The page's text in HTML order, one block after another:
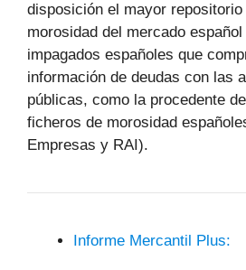
disposición el mayor
morosidad del mercado
impagados españoles que
información de deudas con las
públicas, como la procedente
ficheros de morosidad
Empresas y RAI).
Informe Mercantil Plus: